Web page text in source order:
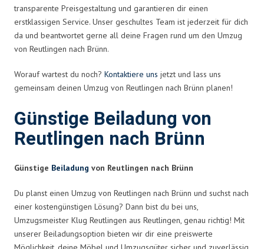
transparente Preisgestaltung und garantieren dir einen
erstklassigen Service. Unser geschultes Team ist jederzeit für dich
da und beantwortet gerne all deine Fragen rund um den Umzug
von Reutlingen nach Brünn.
Worauf wartest du noch? Kontaktiere uns jetzt und lass uns
gemeinsam deinen Umzug von Reutlingen nach Brünn planen!
Günstige Beiladung von
Reutlingen nach Brünn
Günstige Beiladung von Reutlingen nach Brünn
Du planst einen Umzug von Reutlingen nach Brünn und suchst nach
einer kostengünstigen Lösung? Dann bist du bei uns,
Umzugsmeister Klug Reutlingen aus Reutlingen, genau richtig! Mit
unserer Beiladungsoption bieten wir dir eine preiswerte